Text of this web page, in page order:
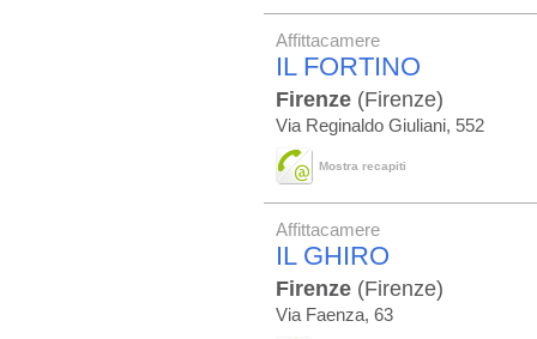
Affittacamere
IL FORTINO
Firenze (Firenze)
Via Reginaldo Giuliani, 552
Mostra recapiti
Affittacamere
IL GHIRO
Firenze (Firenze)
Via Faenza, 63